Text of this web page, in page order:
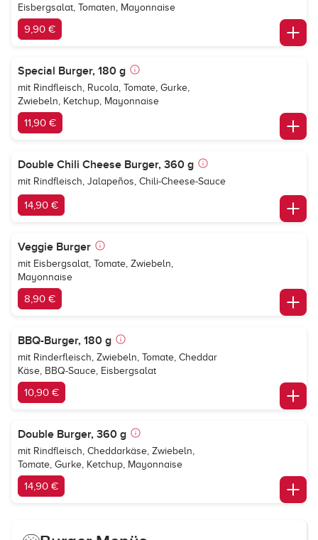
Eisbergsalat, Tomaten, Mayonnaise
9,90 €
Special Burger, 180 g
mit Rindfleisch, Rucola, Tomate, Gurke,
Zwiebeln, Ketchup, Mayonnaise
11,90 €
Double Chili Cheese Burger, 360 g
mit Rindfleisch, Jalapeños, Chili-Cheese-Sauce
14,90 €
Veggie Burger
mit Eisbergsalat, Tomate, Zwiebeln,
Mayonnaise
8,90 €
BBQ-Burger, 180 g
mit Rinderfleisch, Zwiebeln, Tomate, Cheddar
Käse, BBQ-Sauce, Eisbergsalat
10,90 €
Double Burger, 360 g
mit Rindfleisch, Cheddarkäse, Zwiebeln,
Tomate, Gurke, Ketchup, Mayonnaise
14,90 €